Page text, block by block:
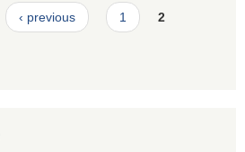
‹ previous 1 2